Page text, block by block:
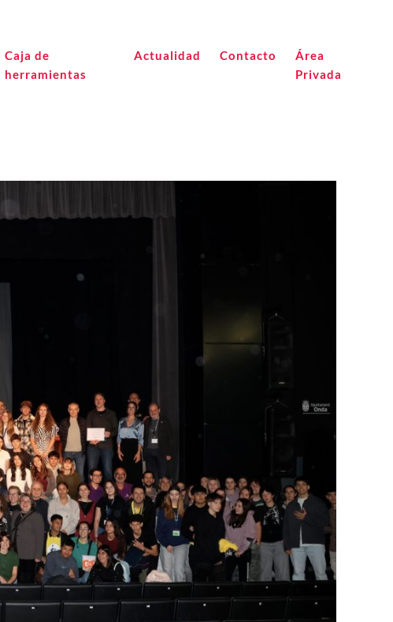
Caja de
herramientas
Actualidad Contacto
Área
Privada